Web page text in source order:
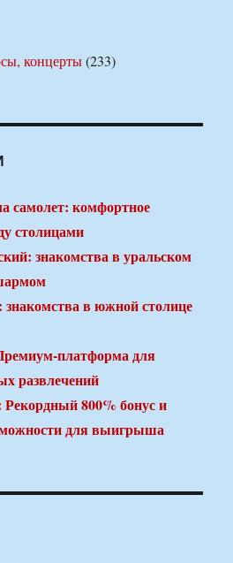
концерты(233)
самолет: комфортное
столицами
знакомства в уральском
в южной столице
платформа для
развлечений
800% бонус и
для выигрыша